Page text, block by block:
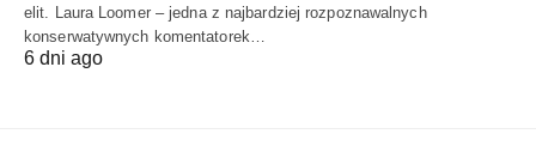
elit. Laura Loomer – jedna z najbardziej rozpoznawalnych
konserwatywnych komentatorek…
6 dni ago